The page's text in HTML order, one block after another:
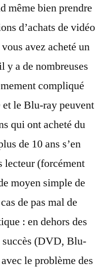
même bien prendre
d’achats de vidéo
avez acheté un
y a de nombreuses
compliqué
le Blu-ray peuvent
qui ont acheté du
de 10 ans s’en
lecteur (forcément
moyen simple de
de pas mal de
: en dehors des
succès (DVD, Blu-
le problème des